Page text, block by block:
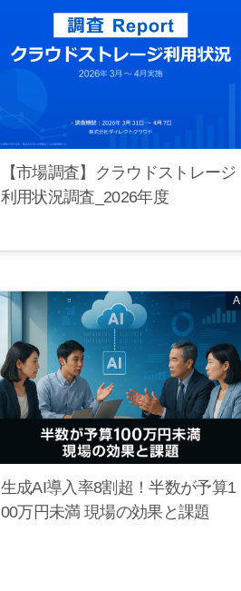
【市場調査】クラウドストレージ
利用状況調査_2026年度
AI
生成AI導入率8割超！半数が予算1
00万円未満 現場の効果と課題